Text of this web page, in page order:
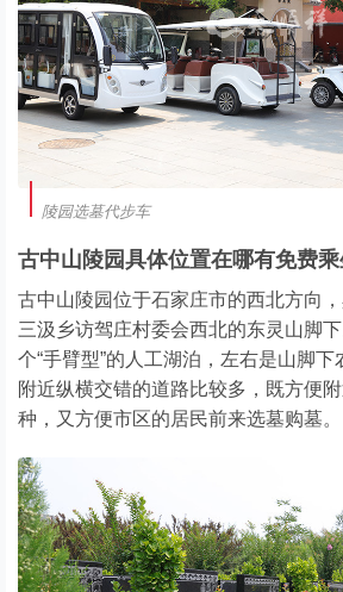
陵园选墓代步车
古中山陵园具体位置在哪有免费乘
古中山陵园位于石家庄市的西北方向
三汲乡访驾庄村委会西北的东灵山脚
个“手臂型”的人工湖泊，左右是山脚下
附近纵横交错的道路比较多，既方便
种，又方便市区的居民前来选墓购墓。